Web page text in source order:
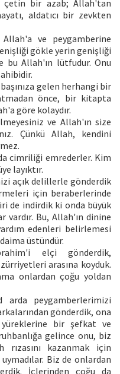
bir azab; Allah'tan
aldatıcı bir zevkten
ve peygamberine
gökle yerin genişliği
bu Allah'ın lütfudur. Onu
gelen herhangi bir
önce, bir kitapta
göre kolaydır.
ve Allah'ın size
Çünkü Allah, kendini
cimriliği emrederler. Kim
layıktır.
açık delillerle gönderdik
için beraberlerinde
de indirdik ki onda büyük
Bu, Allah'ın dinine
edenleri belirlemesi
üstündür.
elçi gönderdik,
arasına koyduk.
onlardan çoğu yoldan
arda peygamberlerimizi
gönderdik, ona
bir şefkat ve
gelince onu, biz
rızasını kazanmak için
Biz de onlardan
İçlerinden çoğu da